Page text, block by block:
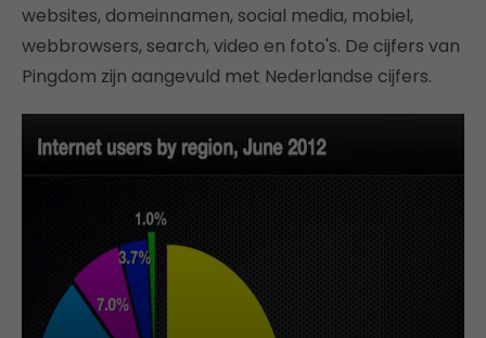
websites, domeinnamen, social media, mobiel,
webbrowsers, search, video en foto's. De cijfers van
Pingdom zijn aangevuld met Nederlandse cijfers.